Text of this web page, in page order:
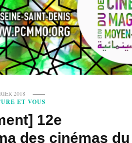
2018
ET VOUS
12e
des cinémas du